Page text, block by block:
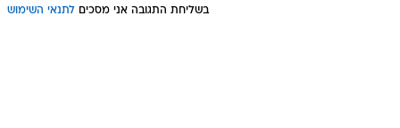
בשליחת התגובה אני מסכים לתנאי השימוש